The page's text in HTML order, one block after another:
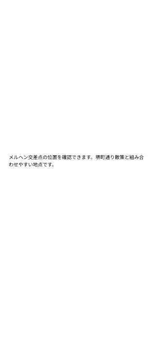
メルヘン交差点の位置を確認できます。堺町通り散策と組み合
わせやすい地点です。